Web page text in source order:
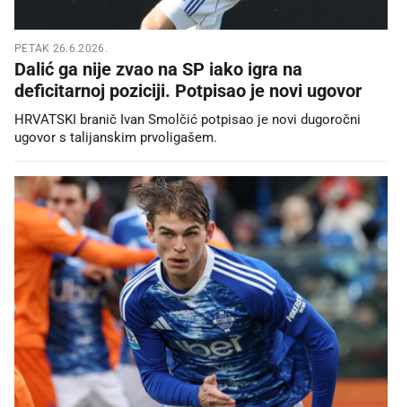
PETAK 26.6.2026.
Dalić ga nije zvao na SP iako igra na
deficitarnoj poziciji. Potpisao je novi ugovor
HRVATSKI branič Ivan Smolčić potpisao je novi dugoročni
ugovor s talijanskim prvoligašem.